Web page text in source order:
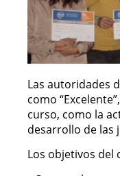
Las autoridades
como
curso, como la
desarrollo de las
Los objetivos del